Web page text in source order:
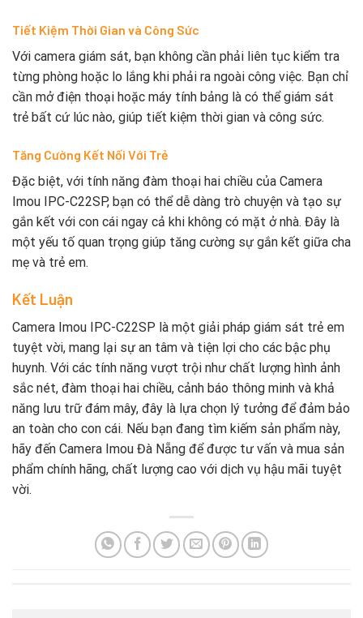
Tiết Kiệm Thời Gian và Công Sức
Với camera giám sát, bạn không cần phải liên tục kiểm tra
từng phòng hoặc lo lắng khi phải ra ngoài công việc. Bạn chỉ
cần mở điện thoại hoặc máy tính bảng là có thể giám sát
trẻ bất cứ lúc nào, giúp tiết kiệm thời gian và công sức.
Tăng Cường Kết Nối Với Trẻ
Đặc biệt, với tính năng đàm thoại hai chiều của Camera
Imou IPC-C22SP, bạn có thể dễ dàng trò chuyện và tạo sự
gắn kết với con cái ngay cả khi không có mặt ở nhà. Đây là
một yếu tố quan trọng giúp tăng cường sự gắn kết giữa cha
mẹ và trẻ em.
Kết Luận
Camera Imou IPC-C22SP là một giải pháp giám sát trẻ em
tuyệt vời, mang lại sự an tâm và tiện lợi cho các bậc phụ
huynh. Với các tính năng vượt trội như chất lượng hình ảnh
sắc nét, đàm thoại hai chiều, cảnh báo thông minh và khả
năng lưu trữ đám mây, đây là lựa chọn lý tưởng để đảm bảo
an toàn cho con cái. Nếu bạn đang tìm kiếm sản phẩm này,
hãy đến Camera Imou Đà Nẵng để được tư vấn và mua sản
phẩm chính hãng, chất lượng cao với dịch vụ hậu mãi tuyệt
vời.